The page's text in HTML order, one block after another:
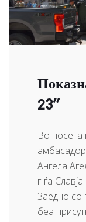
23”
Во
Ангела
г-ѓа
Заедно со
беа